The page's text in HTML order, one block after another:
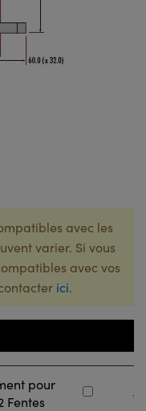
avec les
varier. Si vous
avec vos
ici.
pour
Fentes